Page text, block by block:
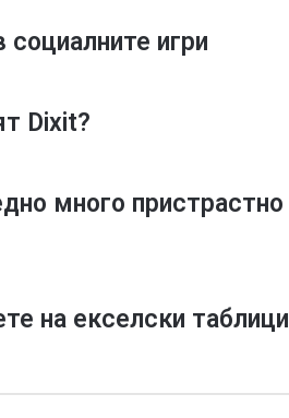
игри
Dixit?
много пристрастно
на екселски таблици